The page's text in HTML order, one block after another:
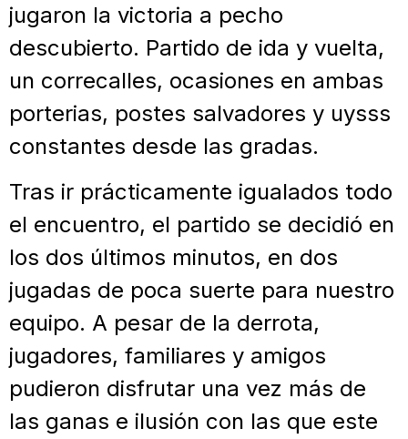
jugaron la victoria a pecho
descubierto. Partido de ida y vuelta,
un correcalles, ocasiones en ambas
porterias, postes salvadores y uysss
constantes desde las gradas.
Tras ir prácticamente igualados todo
el encuentro, el partido se decidió en
los dos últimos minutos, en dos
jugadas de poca suerte para nuestro
equipo. A pesar de la derrota,
jugadores, familiares y amigos
pudieron disfrutar una vez más de
las ganas e ilusión con las que este